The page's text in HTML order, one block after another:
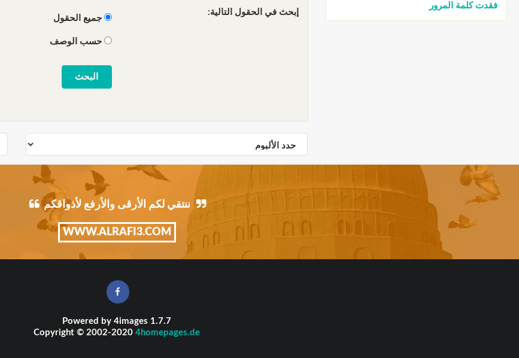
فقدت كلمة المرور
إبحث في الحقول التالية:
جميع الحقول
حسب الوصف
ننتقي لكم الأرقى والأرفع لأذواقكم
WWW.ALRAFI3.COM
Powered by 4images 1.7.7
Copyright © 2002-2020 4homepages.de